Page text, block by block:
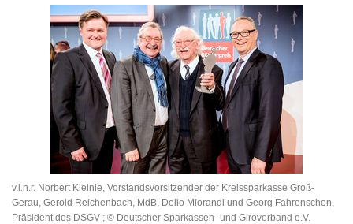
v.l.n.r. Norbert Kleinle, Vorstandsvorsitzender der Kreissparkasse Groß-
Gerau, Gerold Reichenbach, MdB, Delio Miorandi und Georg Fahrenschon,
Präsident des DSGV ; © Deutscher Sparkassen- und Giroverband e.V.